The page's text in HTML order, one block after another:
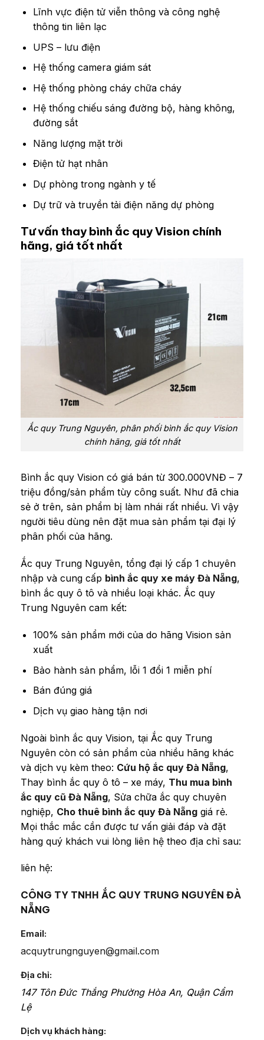
Lĩnh vực điện tử viễn thông và công nghệ
thông tin liên lạc
UPS – lưu điện
Hệ thống camera giám sát
Hệ thống phòng cháy chữa cháy
Hệ thống chiếu sáng đường bộ, hàng không,
đường sắt
Năng lượng mặt trời
Điện tử hạt nhân
Dự phòng trong ngành y tế
Dự trữ và truyền tải điện năng dự phòng
Tư vấn thay bình ắc quy Vision chính
hãng, giá tốt nhất
Ắc quy Trung Nguyên, phân phối bình ắc quy Vision
chính hãng, giá tốt nhất
Bình ắc quy Vision có giá bán từ 300.000VNĐ – 7
triệu đồng/sản phẩm tùy công suất. Như đã chia
sẻ ở trên, sản phẩm bị làm nhái rất nhiều. Vì vậy
người tiêu dùng nên đặt mua sản phẩm tại đại lý
phân phối của hãng.
Ắc quy Trung Nguyên, tổng đại lý cấp 1 chuyên
nhập và cung cấp bình ắc quy xe máy Đà Nẵng,
bình ắc quy ô tô và nhiều loại khác. Ắc quy
Trung Nguyên cam kết:
100% sản phẩm mới của do hãng Vision sản
xuất
Bảo hành sản phẩm, lỗi 1 đổi 1 miễn phí
Bán đúng giá
Dịch vụ giao hàng tận nơi
Ngoài bình ắc quy Vision, tại Ắc quy Trung
Nguyên còn có sản phẩm của nhiều hãng khác
và dịch vụ kèm theo: Cứu hộ ắc quy Đà Nẵng,
Thay bình ắc quy ô tô – xe máy, Thu mua bình
ắc quy cũ Đà Nẵng, Sửa chữa ắc quy chuyên
nghiệp, Cho thuê bình ắc quy Đà Nẵng giá rẻ.
Mọi thắc mắc cần được tư vấn giải đáp và đặt
hàng quý khách vui lòng liên hệ theo địa chỉ sau:
liên hệ:
CÔNG TY TNHH ẮC QUY TRUNG NGUYÊN ĐÀ
NẴNG
Email:
acquytrungnguyen@gmail.com
Địa chỉ:
147 Tôn Đức Thắng Phường Hòa An, Quận Cẩm
Lệ
Dịch vụ khách hàng: